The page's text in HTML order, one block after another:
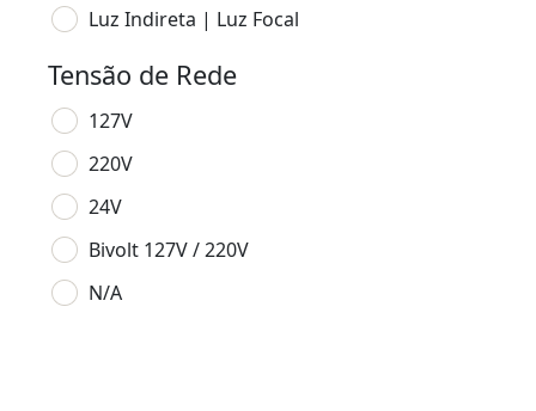
Luz Indireta | Luz Focal
Tensão de Rede
127V
220V
24V
Bivolt 127V / 220V
N/A